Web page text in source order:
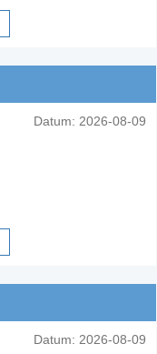
Datum: 2026-08-09
Datum: 2026-08-09